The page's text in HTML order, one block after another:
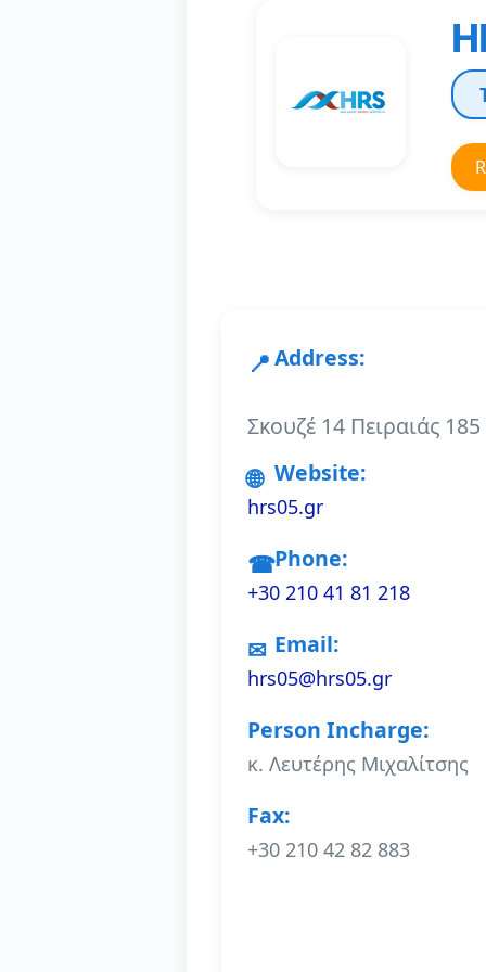
Address:
Σκουζέ 14 Πειραιάς
Website:
hrs05.gr
Phone:
+30 210 41 81 218
Email:
hrs05@hrs05.gr
Person Incharge:
κ. Λευτέρης Μιχαλίτσης
Fax:
+30 210 42 82 883